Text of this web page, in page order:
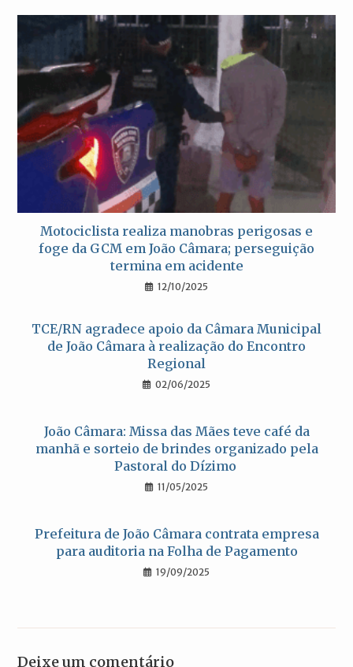
Motociclista realiza manobras perigosas e
foge da GCM em João Câmara; perseguição
termina em acidente
12/10/2025
TCE/RN agradece apoio da Câmara Municipal
de João Câmara à realização do Encontro
Regional
02/06/2025
João Câmara: Missa das Mães teve café da
manhã e sorteio de brindes organizado pela
Pastoral do Dízimo
11/05/2025
Prefeitura de João Câmara contrata empresa
para auditoria na Folha de Pagamento
19/09/2025
Deixe um comentário